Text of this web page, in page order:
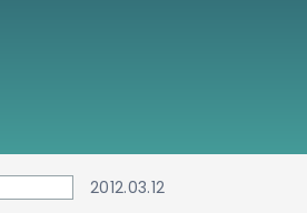
2012.03.12